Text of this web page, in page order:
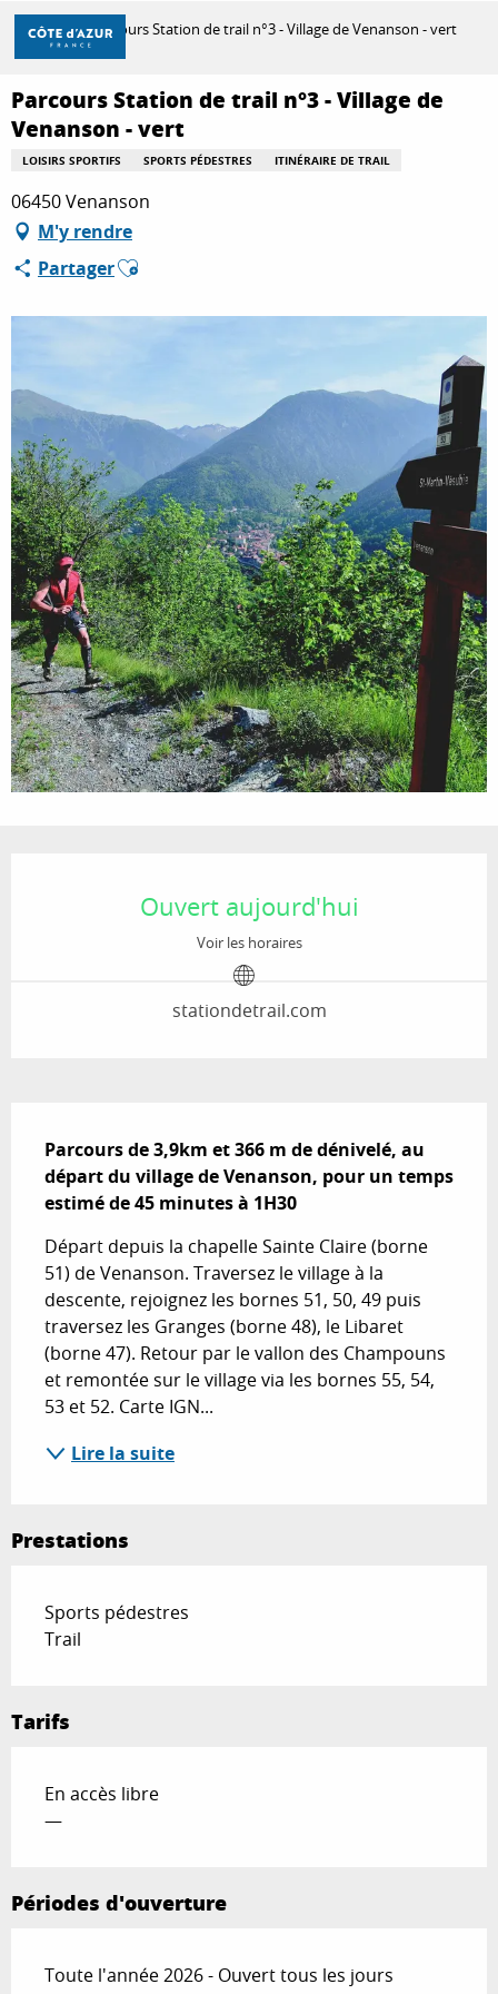
Aller
contenu
principal
DÉCOUVRIR
À FAIRE
SÉJOURNER
Accueil Parcours Station de trail n°3 - Village de Venanson - vert
Parcours Station de trail n°3 - Village de
Venanson - vert
LOISIRS SPORTIFS SPORTS PÉDESTRES ITINÉRAIRE DE TRAIL
06450 Venanson
M'y rendre
PartagerAjouter aux favoris
Ouvert aujourd'hui
Voir les horaires
stationdetrail.com
Parcours de 3,9km et 366 m de dénivelé, au
départ du village de Venanson, pour un temps
estimé de 45 minutes à 1H30
Départ depuis la chapelle Sainte Claire (borne
51) de Venanson. Traversez le village à la
descente, rejoignez les bornes 51, 50, 49 puis
traversez les Granges (borne 48), le Libaret
(borne 47). Retour par le vallon des Champouns
et remontée sur le village via les bornes 55, 54,
53 et 52. Carte IGN...
Lire la suite
Prestations
Sports pédestres
Trail
Tarifs
En accès libre
—
Périodes d'ouverture
Toute l'année 2026 - Ouvert tous les jours